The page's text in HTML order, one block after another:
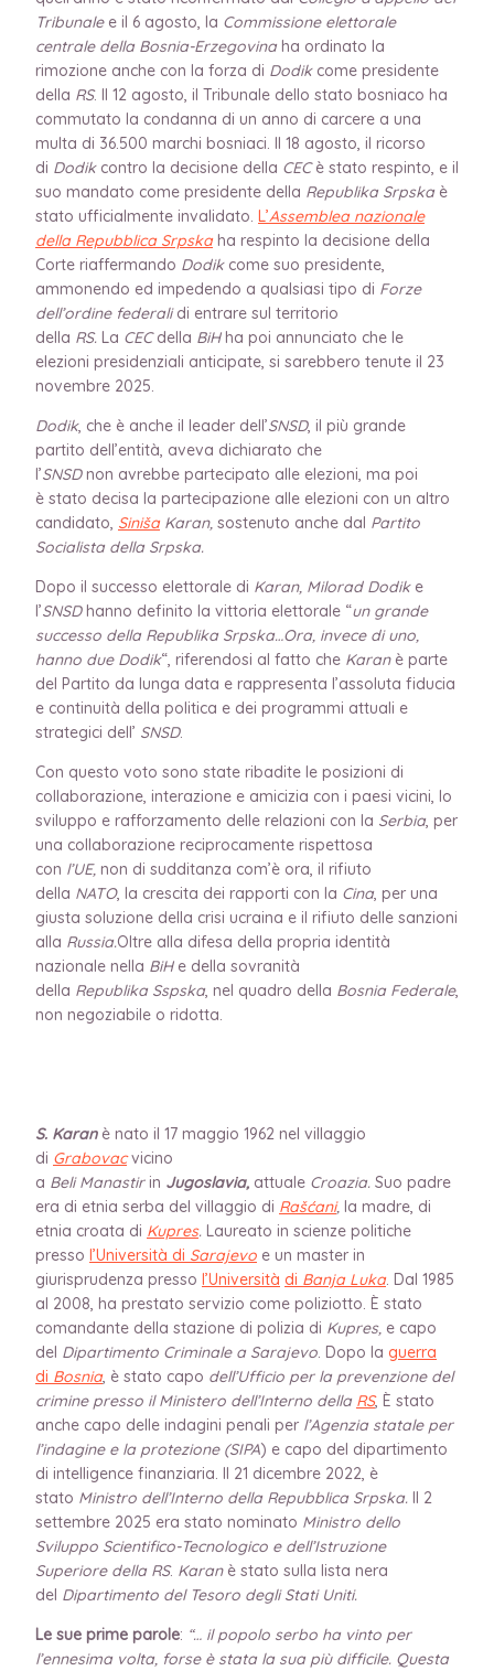
Tribunalee il 6 agosto, la Commissione elettorale
centrale della Bosnia-Erzegovinaha ordinato la
rimozione anche con la forza di Dodikcome presidente
della RS. Il 12 agosto, il Tribunale dello stato bosniaco ha
commutato la condanna di un anno di carcere a una
multa di 36.500 marchi bosniaci. Il 18 agosto, il ricorso
di Dodikcontro la decisione della CECè stato respinto, e il
suo mandato come presidente della Republika Srpskaè
stato ufficialmente invalidato. L’Assemblea nazionale
della Repubblica Srpskaha respinto la decisione della
Corte riaffermando Dodikcome suo presidente,
ammonendo ed impedendo a qualsiasi tipo di Forze
dell’ordine federalidi entrare sul territorio
della RS. La CECdella BiHha poi annunciato che le
elezioni presidenziali anticipate, si sarebbero tenute il 23
novembre 2025.
Dodik, che è anche il leader dell’SNSD, il più grande
partito dell’entità, aveva dichiarato che
l’SNSDnon avrebbe partecipato alle elezioni, ma poi
è stato decisa la partecipazione alle elezioni con un altro
candidato, SinišaKaran, sostenuto anche dal Partito
Socialista della Srpska.
Dopo il successo elettorale di Karan, Milorad Dodike
l’SNSDhanno definito la vittoria elettorale “un grande
successo della Republika Srpska…Ora, invece di uno,
hanno due Dodik“, riferendosi al fatto che Karanè parte
del Partito da lunga data e rappresenta l’assoluta fiducia
e continuità della politica e dei programmi attuali e
strategici dell’ SNSD.
Con questo voto sono state ribadite le posizioni di
collaborazione, interazione e amicizia con i paesi vicini, lo
sviluppo e rafforzamento delle relazioni con la Serbia, per
una collaborazione reciprocamente rispettosa
con l’UE, non di sudditanza com’è ora, il rifiuto
della NATO, la crescita dei rapporti con la Cina, per una
giusta soluzione della crisi ucraina e il rifiuto delle sanzioni
alla Russia.Oltre alla difesa della propria identità
nazionale nella BiHe della sovranità
della Republika Sspska, nel quadro della Bosnia Federale,
non negoziabile o ridotta.
S. Karanè nato il 17 maggio 1962 nel villaggio
di Grabovacvicino
a Beli Manastirin Jugoslavia, attuale Croazia. Suo padre
era di etnia serba del villaggio di Rašćani, la madre, di
etnia croata di Kupres. Laureato in scienze politiche
presso l’Università di Sarajevo e un master in
giurisprudenza presso l’Università di Banja Luka. Dal 1985
al 2008, ha prestato servizio come poliziotto. È stato
comandante della stazione di polizia di Kupres, e capo
del Dipartimento Criminale a Sarajevo. Dopo la guerra
di Bosnia, è stato capo dell’Ufficio per la prevenzione del
crimine presso il Ministero dell’Interno della RS, È stato
anche capo delle indagini penali per l’Agenzia statale per
l’indagine e la protezione (SIPA) e capo del dipartimento
di intelligence finanziaria. Il 21 dicembre 2022, è
stato Ministro dell’Interno della Repubblica Srpska. Il 2
settembre 2025 era stato nominato Ministro dello
Sviluppo Scientifico-Tecnologico e dell’Istruzione
Superiore della RS. Karanè stato sulla lista nera
del Dipartimento del Tesoro degli Stati Uniti.
Le sue prime parole: “… il popolo serbo ha vinto per
l’ennesima volta, forse è stata la sua più difficile. Questa